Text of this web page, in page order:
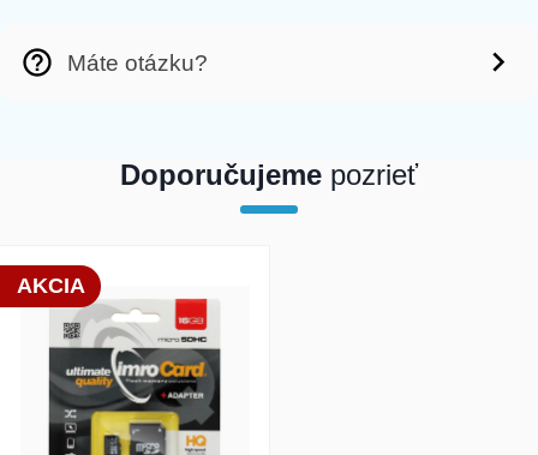
Máte otázku?
Doporučujeme pozrieť
AKCIA